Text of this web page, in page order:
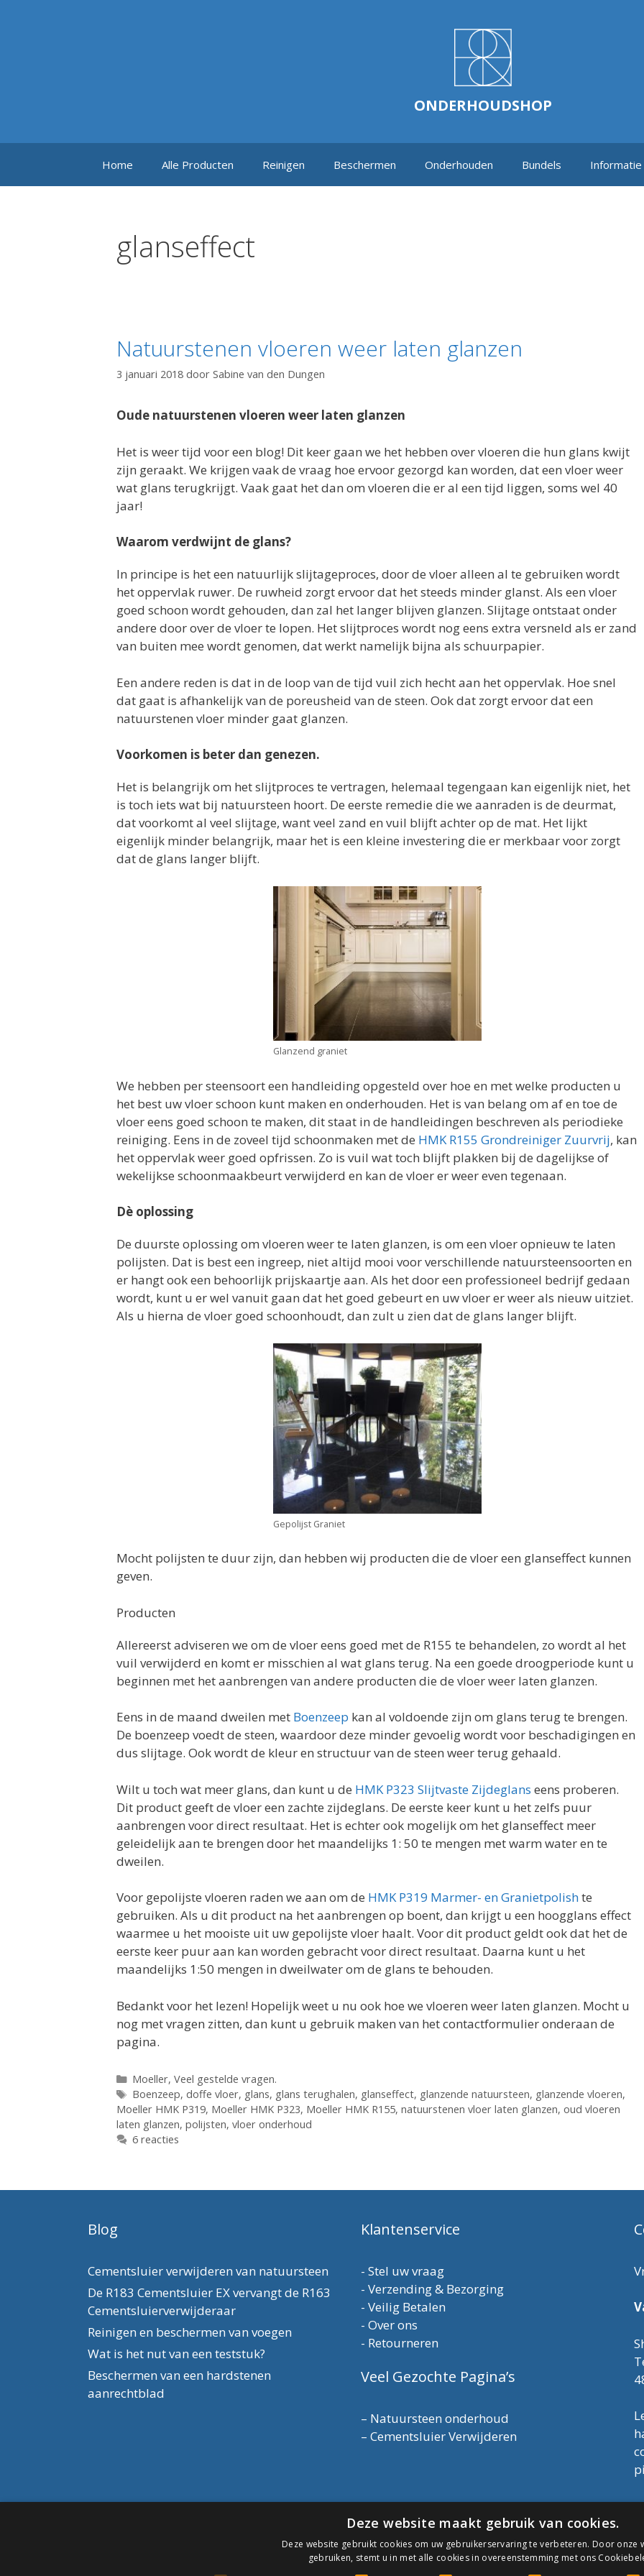
ONDERHOUDSHOP
Home Alle Producten Reinigen Beschermen Onderhouden Bundels Informatie
glanseffect
Natuurstenen vloeren weer laten glanzen
3 januari 2018 door Sabine van den Dungen
Oude natuurstenen vloeren weer laten glanzen
Het is weer tijd voor een blog! Dit keer gaan we het hebben over vloeren die hun glans kwijt
zijn geraakt. We krijgen vaak de vraag hoe ervoor gezorgd kan worden, dat een vloer weer
wat glans terugkrijgt. Vaak gaat het dan om vloeren die er al een tijd liggen, soms wel 40
jaar!
Waarom verdwijnt de glans?
In principe is het een natuurlijk slijtageproces, door de vloer alleen al te gebruiken wordt
het oppervlak ruwer. De ruwheid zorgt ervoor dat het steeds minder glanst. Als een vloer
goed schoon wordt gehouden, dan zal het langer blijven glanzen. Slijtage ontstaat onder
andere door over de vloer te lopen. Het slijtproces wordt nog eens extra versneld als er zand
van buiten mee wordt genomen, dat werkt namelijk bijna als schuurpapier.
Een andere reden is dat in de loop van de tijd vuil zich hecht aan het oppervlak. Hoe snel
dat gaat is afhankelijk van de poreusheid van de steen. Ook dat zorgt ervoor dat een
natuurstenen vloer minder gaat glanzen.
Voorkomen is beter dan genezen.
Het is belangrijk om het slijtproces te vertragen, helemaal tegengaan kan eigenlijk niet, het
is toch iets wat bij natuursteen hoort. De eerste remedie die we aanraden is de deurmat,
dat voorkomt al veel slijtage, want veel zand en vuil blijft achter op de mat. Het lijkt
eigenlijk minder belangrijk, maar het is een kleine investering die er merkbaar voor zorgt
dat de glans langer blijft.
Glanzend graniet
We hebben per steensoort een handleiding opgesteld over hoe en met welke producten u
het best uw vloer schoon kunt maken en onderhouden. Het is van belang om af en toe de
vloer eens goed schoon te maken, dit staat in de handleidingen beschreven als periodieke
reiniging. Eens in de zoveel tijd schoonmaken met de HMK R155 Grondreiniger Zuurvrij, kan
het oppervlak weer goed opfrissen. Zo is vuil wat toch blijft plakken bij de dagelijkse of
wekelijkse schoonmaakbeurt verwijderd en kan de vloer er weer even tegenaan.
Dè oplossing
De duurste oplossing om vloeren weer te laten glanzen, is om een vloer opnieuw te laten
polijsten. Dat is best een ingreep, niet altijd mooi voor verschillende natuursteensoorten en
er hangt ook een behoorlijk prijskaartje aan. Als het door een professioneel bedrijf gedaan
wordt, kunt u er wel vanuit gaan dat het goed gebeurt en uw vloer er weer als nieuw uitziet.
Als u hierna de vloer goed schoonhoudt, dan zult u zien dat de glans langer blijft.
Gepolijst Graniet
Mocht polijsten te duur zijn, dan hebben wij producten die de vloer een glanseffect kunnen
geven.
Producten
Allereerst adviseren we om de vloer eens goed met de R155 te behandelen, zo wordt al het
vuil verwijderd en komt er misschien al wat glans terug. Na een goede droogperiode kunt u
beginnen met het aanbrengen van andere producten die de vloer weer laten glanzen.
Eens in de maand dweilen met Boenzeep kan al voldoende zijn om glans terug te brengen.
De boenzeep voedt de steen, waardoor deze minder gevoelig wordt voor beschadigingen en
dus slijtage. Ook wordt de kleur en structuur van de steen weer terug gehaald.
Wilt u toch wat meer glans, dan kunt u de HMK P323 Slijtvaste Zijdeglans eens proberen.
Dit product geeft de vloer een zachte zijdeglans. De eerste keer kunt u het zelfs puur
aanbrengen voor direct resultaat. Het is echter ook mogelijk om het glanseffect meer
geleidelijk aan te brengen door het maandelijks 1: 50 te mengen met warm water en te
dweilen.
Voor gepolijste vloeren raden we aan om de HMK P319 Marmer- en Granietpolishte
gebruiken. Als u dit product na het aanbrengen op boent, dan krijgt u een hoogglans effect
waarmee u het mooiste uit uw gepolijste vloer haalt. Voor dit product geldt ook dat het de
eerste keer puur aan kan worden gebracht voor direct resultaat. Daarna kunt u het
maandelijks 1:50 mengen in dweilwater om de glans te behouden.
Bedankt voor het lezen! Hopelijk weet u nu ook hoe we vloeren weer laten glanzen. Mocht u
nog met vragen zitten, dan kunt u gebruik maken van het contactformulier onderaan de
pagina.
Categorieën
Moeller, Veel gestelde vragen.
Tags
Boenzeep, doffe vloer, glans, glans terughalen, glanseffect, glanzende natuursteen, glanzende vloeren,
Moeller HMK P319, Moeller HMK P323, Moeller HMK R155, natuurstenen vloer laten glanzen, oud vloeren
laten glanzen, polijsten, vloer onderhoud
6 reacties
Blog
Cementsluier verwijderen van natuursteen
De R183 Cementsluier EX vervangt de R163
Cementsluierverwijderaar
Reinigen en beschermen van voegen
Wat is het nut van een teststuk?
Beschermen van een hardstenen
aanrechtblad
Klantenservice
- Stel uw vraag
- Verzending & Bezorging
- Veilig Betalen
- Over ons
- Retourneren
Veel Gezochte Pagina’s
– Natuursteen onderhoud
– Cementsluier Verwijderen
Deze website maakt gebruik van cookies.
Deze website gebruikt cookies om uw gebruikerservaring te verbeteren. Door onze
gebruiken, stemt u in met alle cookies in overeenstemming met ons